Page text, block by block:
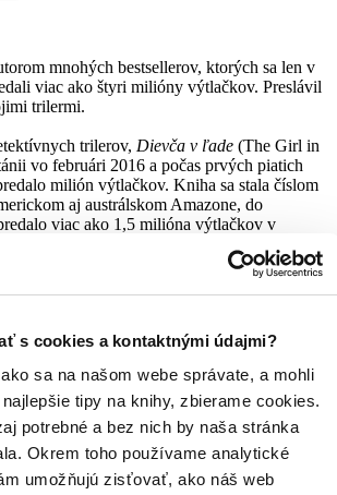
s cookies a kontaktnými údajmi?
sa na našom webe správate, a mohli
tipy na knihy, zbierame cookies.
potrebné a bez nich by naša stránka
Okrem toho používame analytické
umožňujú zisťovať, ako náš web
mnohých bestsellerov, ktorých sa len v
viac ako štyri milióny výtlačkov. Preslávil
trilermi.
trilerov, Dievča v ľade (The Girl in
vo februári 2016 a počas prvých piatich
milión výtlačkov. Kniha sa stala číslom
aj austrálskom Amazone, do
viac ako 1,5 milióna výtlačkov v
v ktorom Robert predstavil vyšetrovateľku
(Cold Blood) aSmrtiace tajnosti
na novú sériu trilerov s hlavnou hrdinkou
policajtkou, ktorá sa stala súkromnou
prvá kniha zo série s názvom
sa stala najpredávanejšou knihou na
umiestnila sa v prvej pätici bestsellerov na